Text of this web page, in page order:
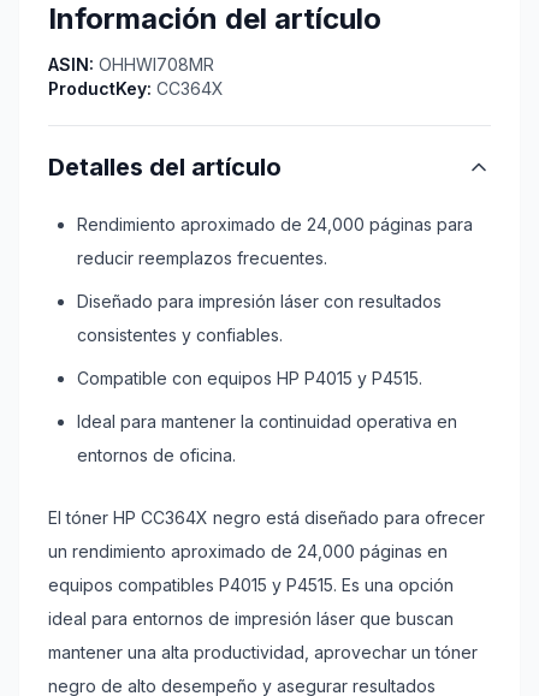
Información del artículo
ASIN: OHHWI708MR
ProductKey: CC364X
Detalles del artículo
Rendimiento aproximado de 24,000 páginas para
reducir reemplazos frecuentes.
Diseñado para impresión láser con resultados
consistentes y confiables.
Compatible con equipos HP P4015 y P4515.
Ideal para mantener la continuidad operativa en
entornos de oficina.
El tóner HP CC364X negro está diseñado para ofrecer
un rendimiento aproximado de 24,000 páginas en
equipos compatibles P4015 y P4515. Es una opción
ideal para entornos de impresión láser que buscan
mantener una alta productividad, aprovechar un tóner
negro de alto desempeño y asegurar resultados